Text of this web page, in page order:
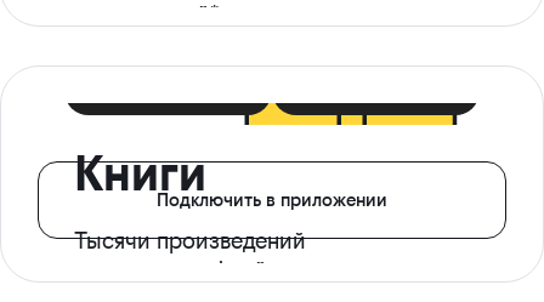
ограничений*
Книги
Тысячи произведений
с доступом офлайн
Подключить в приложении